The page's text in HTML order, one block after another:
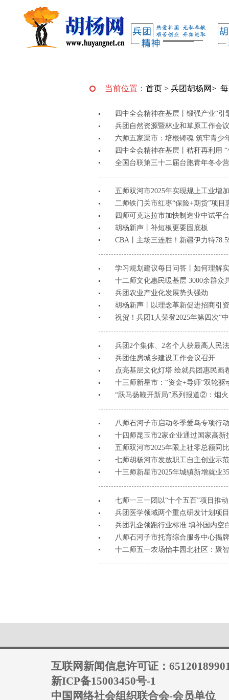
当前位置： 首页 > 兵团胡杨网>
四中全会精神在基层丨锻强产业“引
兵团自然资源暨林业和草原工作会
六师五家渠市：培根铸魂 筑牢青少
四中全会精神在基层丨秸秆再利用 “
全国台联第三十二届台胞青年冬令
五师双河市2025年实现规上工业增
二师铁门关市红枣“保险+期货”项目
四师可克达拉市加快制造业中试平
胡杨新声丨补短板更要固底板
CBA丨主场三连胜！新疆伊力特
学习规划建议每日问答丨如何理解
十二师文化惠民暖基层 3000余群众
兵团农业产业化发展势头强劲
胡杨新声丨以理念革新促进招商引
祝贺！兵团1人荣登2025年第四次“
兵团2个集体、2名个人获最高人民
兵团住房城乡建设工作会议召开
点亮基层文化灯塔 绘就兵团惠民画
十三师新星市：“资金+导师”双轮驱
“跃马扬鞭开新局”系列报道②：烟
八师石河子市启动冬季爱鸟专项行动
十四师昆玉市2家企业通过国家高新
五师双河市2025年限上社零总额同
七师胡杨河市发放职工自主创业示
十三师新星市​2025年城镇新增就业
七师一三一团以“十个五百”项目推
兵团医学领域两个重点研发计划项
兵团乳企领跑行业标准 填补国内空
八师石河子市托育综合服务中心揭
十二师五一农场怡丰园北社区：聚
互联网新闻信息许可证：
新ICP备15003450号-1
中国网络社会组织联合会-会员单位